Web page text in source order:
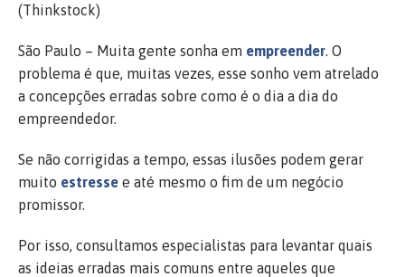
(Thinkstock)
São Paulo – Muita gente sonha em empreender. O
problema é que, muitas vezes, esse sonho vem atrelado
a concepções erradas sobre como é o dia a dia do
empreendedor.
Se não corrigidas a tempo, essas ilusões podem gerar
muito estresse e até mesmo o fim de um negócio
promissor.
Por isso, consultamos especialistas para levantar quais
as ideias erradas mais comuns entre aqueles que